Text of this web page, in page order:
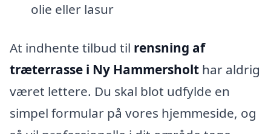
olie eller lasur
At indhente tilbud til rensning af
træterrasse i Ny Hammersholt har aldrig
været lettere. Du skal blot udfylde en
simpel formular på vores hjemmeside, og